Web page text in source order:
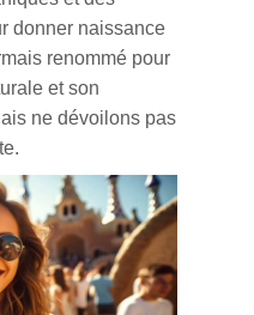
donner naissance
renommé pour
et son
ne dévoilons pas